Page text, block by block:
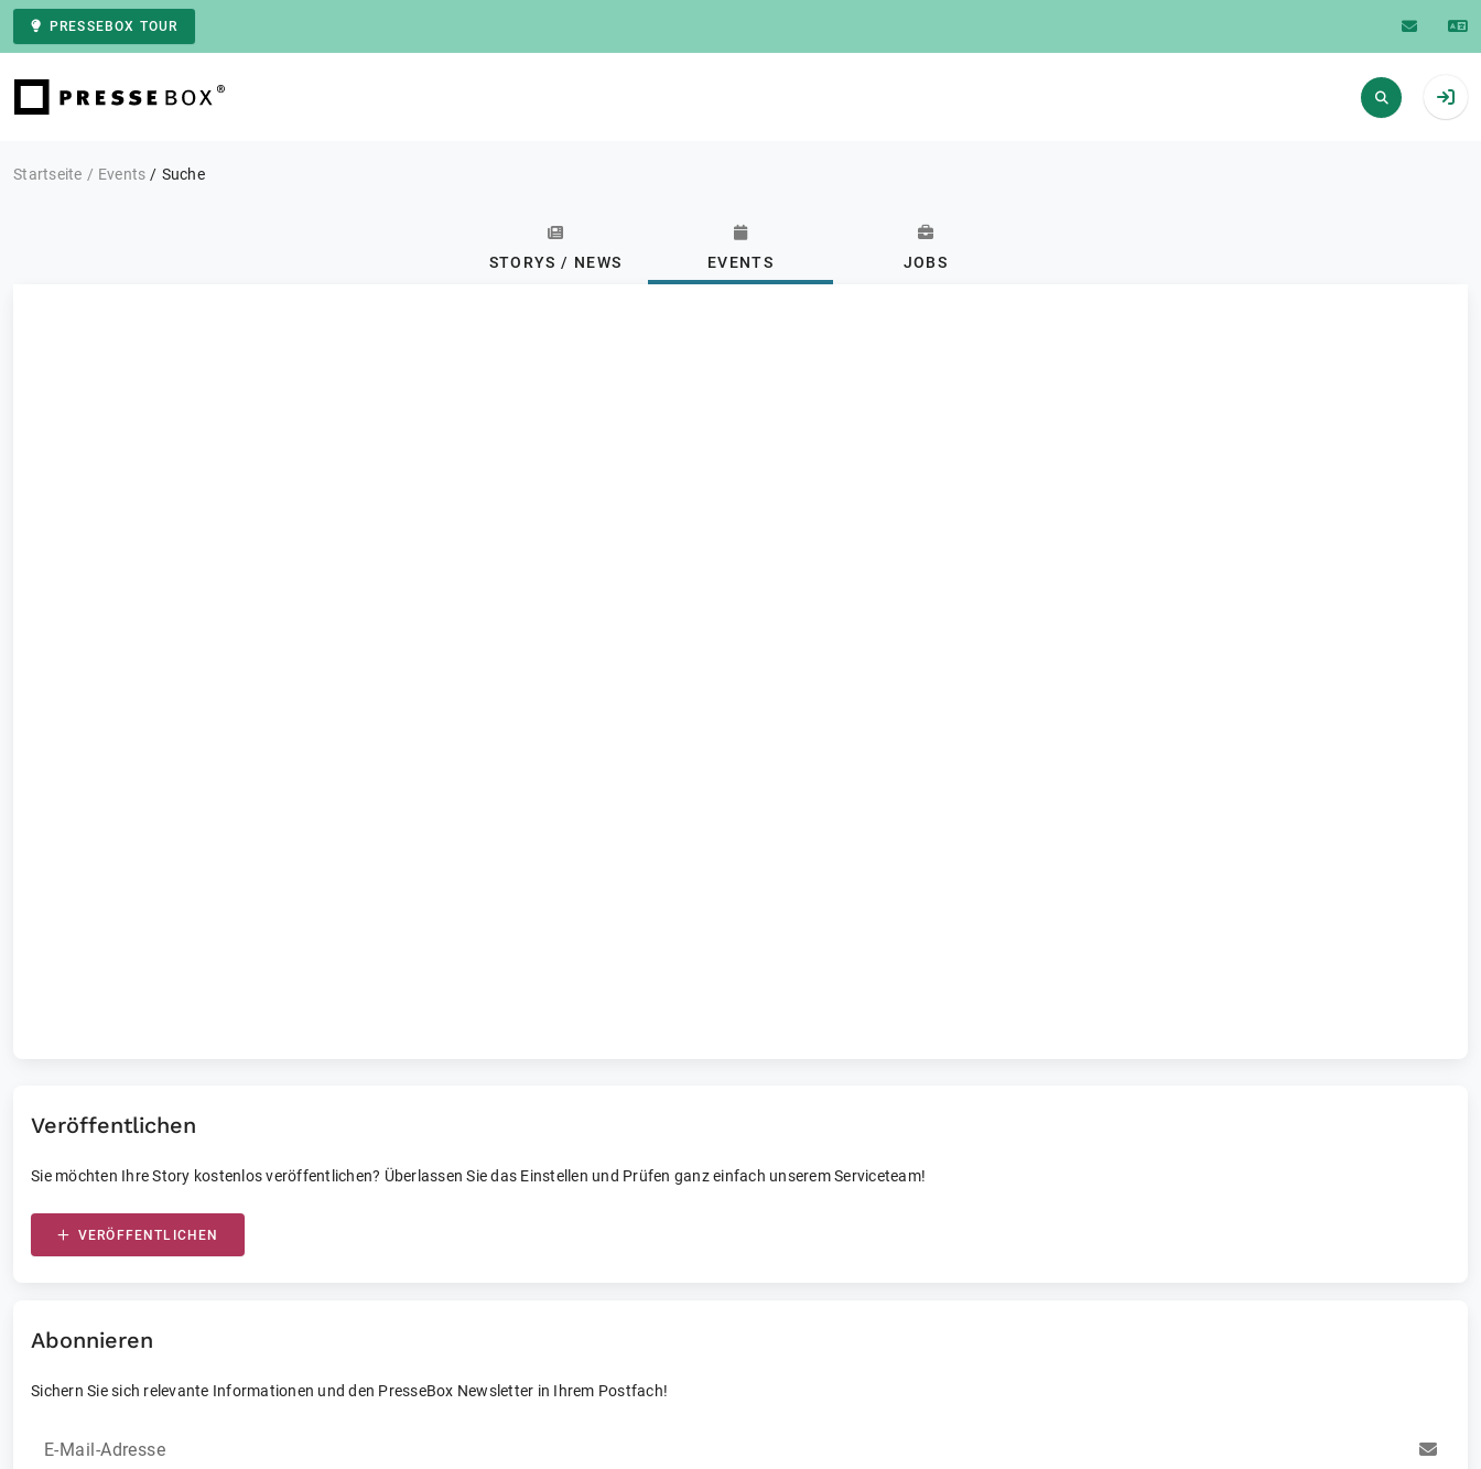
PRESSEBOX TOUR
Zur Startseite
Startseite Events Suche
STORYS / NEWS EVENTS JOBS
Veröffentlichen
Sie möchten Ihre Story kostenlos veröffentlichen? Überlassen Sie das Einstellen und Prüfen ganz einfach unserem Serviceteam!
VERÖFFENTLICHEN
Abonnieren
Sichern Sie sich relevante Informationen und den PresseBox Newsletter in Ihrem Postfach!
E-Mail-Adresse